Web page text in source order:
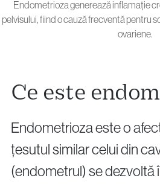
Endometrioza generează inflamație
pelvisului, fiind o cauză frecventă pentru
ovariene.
Ce este
Endometrioza este o
țesutul similar celui din
(endometrul) se dezvoltă